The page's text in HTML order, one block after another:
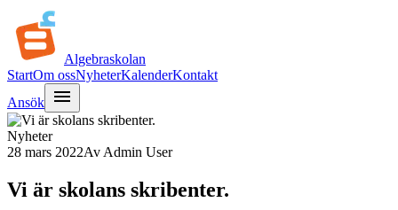
Algebraskolan
StartOm ossNyheterKalenderKontakt
Ansök
menu
Nyheter
28 mars 2022Av Admin User
Vi är skolans skribenter.